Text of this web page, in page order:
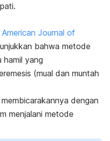
American Journal of
bahwa metode
hamil yang
(mual dan muntah
dengan
menjalani metode